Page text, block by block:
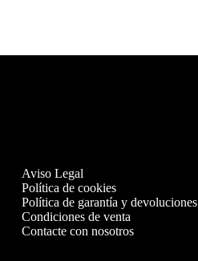
Aviso Legal
Política de cookies
Política de garantía y devoluciones
Condiciones de venta
Contacte con nosotros